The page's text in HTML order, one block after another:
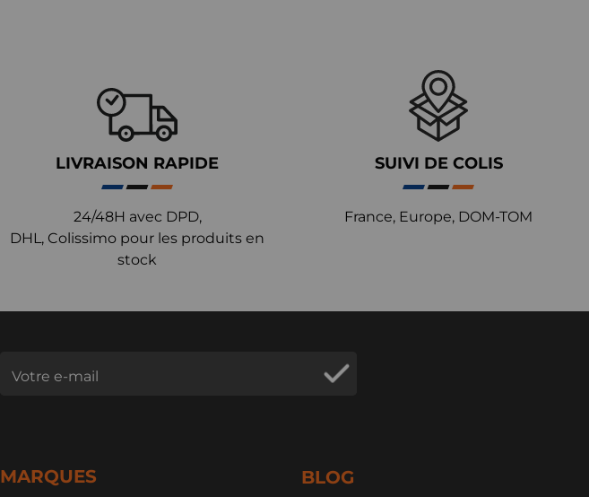
LIVRAISON RAPIDE
24/48H avec DPD,
DHL, Colissimo pour les produits en
stock
SUIVI DE COLIS
France, Europe, DOM-TOM
MARQUES BLOG